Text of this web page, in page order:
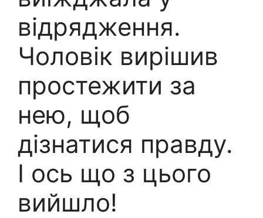
відрядження.
Чоловік вирішив
простежити за
нею, щоб
дізнатися правду.
І ось що з цього
вийшло!